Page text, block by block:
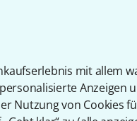
mit allem
Anzeigen
Nutzung von Cookies
35€
UVP:87,50 € -60%